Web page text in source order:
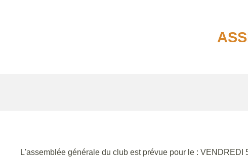
L'assemblée générale du club est prévue pour le :